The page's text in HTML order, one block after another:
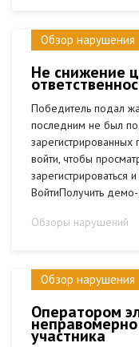
Обзор нарушения
Не снижение
Победитель подал
последним не был
войти, чтобы
зарегистрироваться
ВойтиПолучить
Обзоры нарушений
Обзор нарушения
Оператором
участника